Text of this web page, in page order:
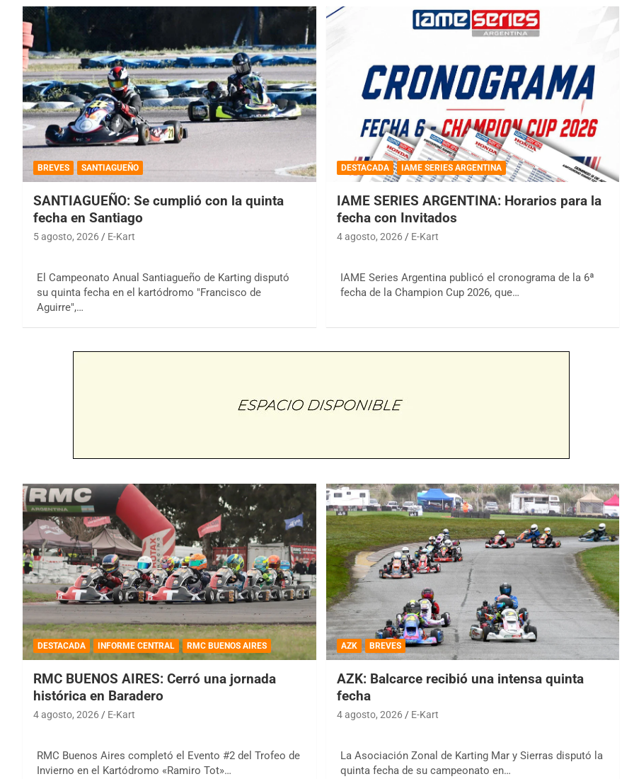
BREVES SANTIAGUEÑO
SANTIAGUEÑO: Se cumplió con la quinta
fecha en Santiago
5 agosto, 2026 E-Kart
El Campeonato Anual Santiagueño de Karting disputó
su quinta fecha en el kartódromo "Francisco de
Aguirre",…
DESTACADA IAME SERIES ARGENTINA
IAME SERIES ARGENTINA: Horarios para la
fecha con Invitados
4 agosto, 2026 E-Kart
IAME Series Argentina publicó el cronograma de la 6ª
fecha de la Champion Cup 2026, que…
DESTACADA INFORME CENTRAL RMC BUENOS AIRES
RMC BUENOS AIRES: Cerró una jornada
histórica en Baradero
4 agosto, 2026 E-Kart
RMC Buenos Aires completó el Evento #2 del Trofeo de
Invierno en el Kartódromo «Ramiro Tot»…
AZK BREVES
AZK: Balcarce recibió una intensa quinta
fecha
4 agosto, 2026 E-Kart
La Asociación Zonal de Karting Mar y Sierras disputó la
quinta fecha de su campeonato en…